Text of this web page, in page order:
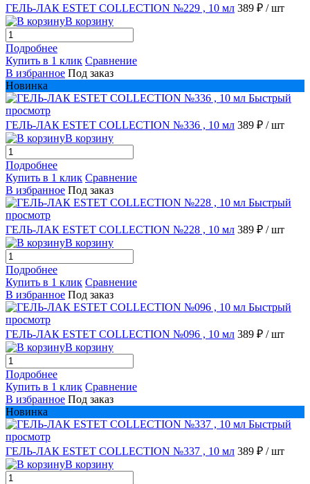
ГЕЛЬ-ЛАК ESTET COLLECTION №229 , 10 мл 389 ₽ / шт
В корзину
Подробнее
Купить в 1 клик Сравнение
В избранное Под заказ
Новинка
Быстрый
просмотр
ГЕЛЬ-ЛАК ESTET COLLECTION №336 , 10 мл 389 ₽ / шт
В корзину
Подробнее
Купить в 1 клик Сравнение
В избранное Под заказ
Быстрый
просмотр
ГЕЛЬ-ЛАК ESTET COLLECTION №228 , 10 мл 389 ₽ / шт
В корзину
Подробнее
Купить в 1 клик Сравнение
В избранное Под заказ
Быстрый
просмотр
ГЕЛЬ-ЛАК ESTET COLLECTION №096 , 10 мл 389 ₽ / шт
В корзину
Подробнее
Купить в 1 клик Сравнение
В избранное Под заказ
Новинка
Быстрый
просмотр
ГЕЛЬ-ЛАК ESTET COLLECTION №337 , 10 мл 389 ₽ / шт
В корзину